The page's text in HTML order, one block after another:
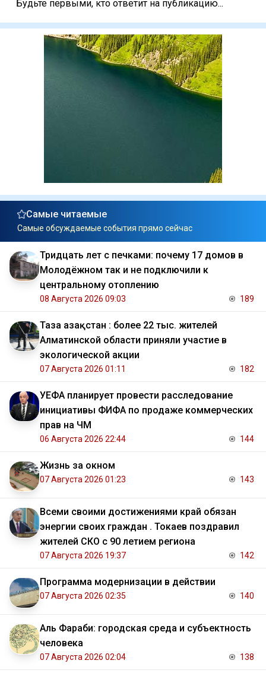
Будьте первыми, кто ответит на публикацию...
Самые читаемые
Самые обсуждаемые события прямо сейчас
Тридцать лет с печками: почему 17 домов в
Молодёжном так и не подключили к
центральному отоплению
08 Августа 2026 09:03 189
Таза Қазақстан : более 22 тыс. жителей
Алматинской области приняли участие в
экологической акции
07 Августа 2026 01:11 182
УЕФА планирует провести расследование
инициативы ФИФА по продаже коммерческих
прав на ЧМ
06 Августа 2026 22:44 144
Жизнь за окном
07 Августа 2026 01:23 143
Всеми своими достижениями край обязан
энергии своих граждан . Токаев поздравил
жителей СКО с 90 летием региона
07 Августа 2026 19:37 142
Программа модернизации в действии
07 Августа 2026 02:35 140
Аль Фараби: городская среда и субъектность
человека
07 Августа 2026 02:04 138